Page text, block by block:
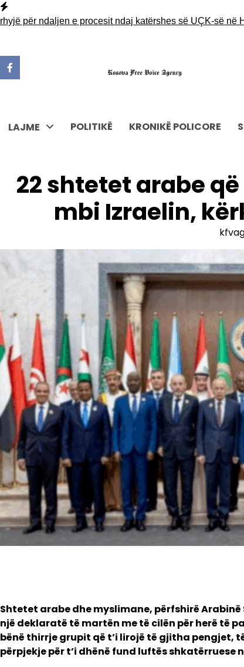
Skip
to
ndaljen e procesit ndaj katërshes së UÇK-së në Hagë
LAJME POLITIKË KRONIKË POLICORE
22 shtetet arabe
mbi Izraelin,
Shtetet arabe dhe myslimane, përfshirë
një deklaratë të martën me të cilën për herë të
bënë thirrje grupit që t’i lirojë të gjitha pengjet,
përpjekje për t’i dhënë fund luftës shkatërruese